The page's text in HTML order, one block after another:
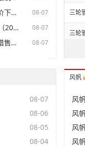
测】 08-07
周评】 08-07
周评】 08-07
三轮
三轮
电蓄
电
电
08-07
08-06
08-05
08-04
风帆
风
风
风
风